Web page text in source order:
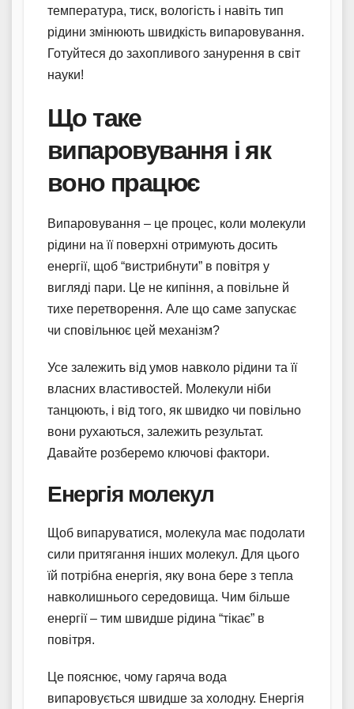
температура, тиск, вологість і навіть тип
рідини змінюють швидкість випаровування.
Готуйтеся до захопливого занурення в світ
науки!
Що таке
випаровування і як
воно працює
Випаровування – це процес, коли молекули
рідини на її поверхні отримують досить
енергії, щоб “вистрибнути” в повітря у
вигляді пари. Це не кипіння, а повільне й
тихе перетворення. Але що саме запускає
чи сповільнює цей механізм?
Усе залежить від умов навколо рідини та її
власних властивостей. Молекули ніби
танцюють, і від того, як швидко чи повільно
вони рухаються, залежить результат.
Давайте розберемо ключові фактори.
Енергія молекул
Щоб випаруватися, молекула має подолати
сили притягання інших молекул. Для цього
їй потрібна енергія, яку вона бере з тепла
навколишнього середовища. Чим більше
енергії – тим швидше рідина “тікає” в
повітря.
Це пояснює, чому гаряча вода
випаровується швидше за холодну. Енергія